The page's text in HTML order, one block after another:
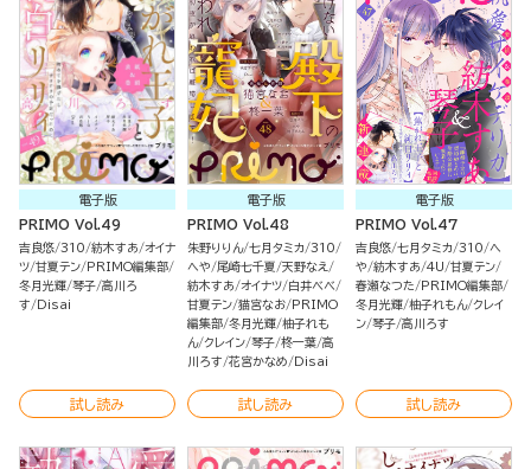
電子版
PRIMO Vol.49
吉良悠 310 紡木すあ オイナ
ツ 甘夏テン
PRIMO編集部
冬月光輝 琴子 高川ろ
す
Disai
試し読み
電子版
PRIMO Vol.48
朱野りりん 七月タミカ 310
へや 尾崎七千夏 天野なえ
紡木すあ オイナツ 白井べべ
甘夏テン 猫宮なお
PRIMO
編集部 冬月光輝 柚子れも
ん クレイン 琴子 柊一葉 高
川ろす 花宮かなめ Disai
試し読み
電子版
PRIMO Vol.47
吉良悠 七月タミカ 310 へ
や 紡木すあ 4U 甘夏テン
春瀬なつた
PRIMO編集部
冬月光輝 柚子れもん クレイ
ン 琴子 高川ろす
試し読み